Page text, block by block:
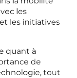
les
les initiatives
quant à
de
tout